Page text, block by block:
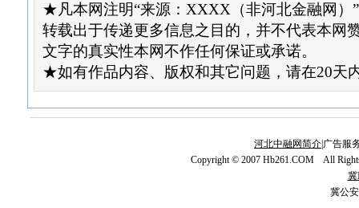
★凡本网注明“来源：XXXX（非河北金融网）
转载出于传递更多信息之目的，并不代表本网
文字的真实性本网不作任何保证或承诺。
★如有作品内容、版权和其它问题，请在20天
河北中融网简介 |广告服
Copyright © 2007 Hb261.COM All
冀
冀公